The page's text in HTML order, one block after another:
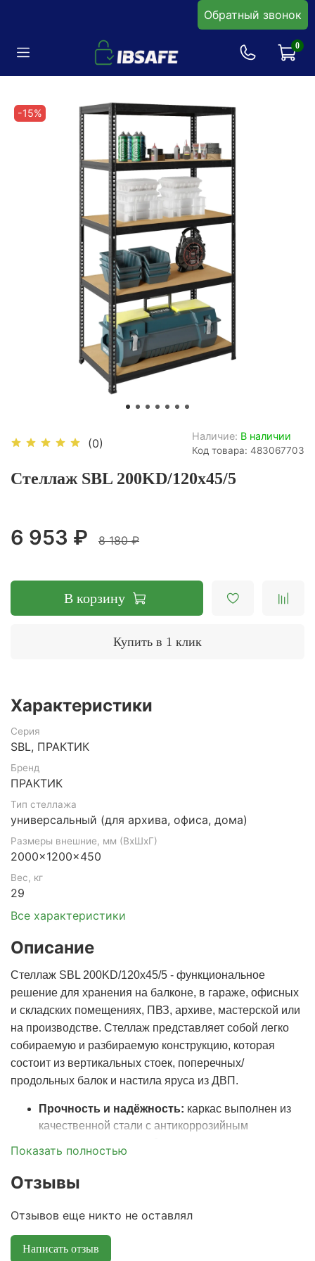
Обратный звонок
0
-15%
(0)
Наличие: В наличии
Код товара: 483067703
Стеллаж SBL 200KD/120x45/5
6 953 ₽ 8 180 ₽
В корзину
Купить в 1 клик
Характеристики
Серия
SBL, ПРАКТИК
Бренд
ПРАКТИК
Тип стеллажа
универсальный (для архива, офиса, дома)
Размеры внешние, мм (ВхШхГ)
2000x1200x450
Вес, кг
29
Все характеристики
Описание
Стеллаж SBL 200KD/120x45/5 - функциональное
решение для хранения на балконе, в гараже, офисных
и складских помещениях, ПВЗ, архиве, мастерской или
на производстве. Стеллаж представляет собой легко
собираемую и разбираемую конструкцию, которая
состоит из вертикальных стоек, поперечных/
продольных балок и настила яруса из ДВП.
Прочность и надёжность: каркас выполнен из
качественной стали с антикоррозийным
службы и устойчивости к высоким нагрузкам.
Показать полностью
Отзывы
Отзывов еще никто не оставлял
Написать отзыв